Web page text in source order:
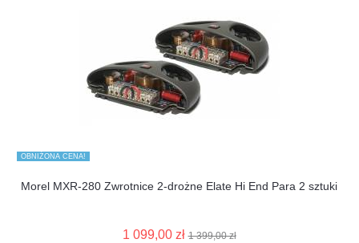
Morel MXR-280 Zwrotnice 2-drożne Elate Hi End Para 2 sztuki
1 099,00 zł 1 399,00 zł
OBNIŻONA CENA!